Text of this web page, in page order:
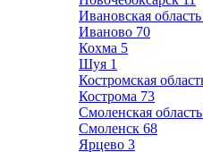
Ивановская область
Иваново 70
Кохма 5
Шуя 1
Костромская
Кострома 73
Смоленская область
Смоленск 68
Ярцево 3